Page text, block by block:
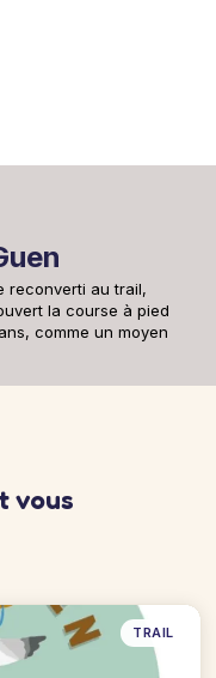
reconverti au trail,
la course à pied
comme un moyen
vous
TRAIL